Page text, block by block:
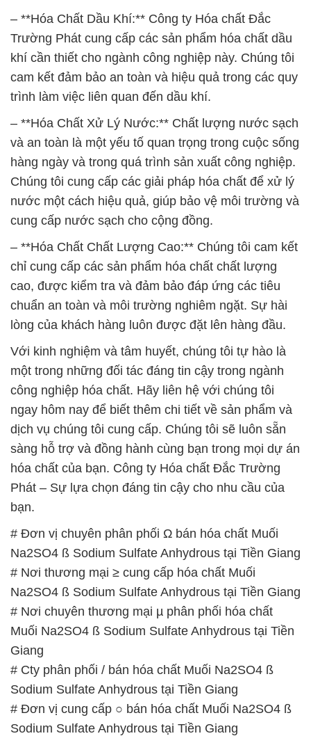
– **Hóa Chất Dầu Khí:** Công ty Hóa chất Đắc
Trường Phát cung cấp các sản phẩm hóa chất dầu
khí cần thiết cho ngành công nghiệp này. Chúng tôi
cam kết đảm bảo an toàn và hiệu quả trong các quy
trình làm việc liên quan đến dầu khí.
– **Hóa Chất Xử Lý Nước:** Chất lượng nước sạch
và an toàn là một yếu tố quan trọng trong cuộc sống
hàng ngày và trong quá trình sản xuất công nghiệp.
Chúng tôi cung cấp các giải pháp hóa chất để xử lý
nước một cách hiệu quả, giúp bảo vệ môi trường và
cung cấp nước sạch cho cộng đồng.
– **Hóa Chất Chất Lượng Cao:** Chúng tôi cam kết
chỉ cung cấp các sản phẩm hóa chất chất lượng
cao, được kiểm tra và đảm bảo đáp ứng các tiêu
chuẩn an toàn và môi trường nghiêm ngặt. Sự hài
lòng của khách hàng luôn được đặt lên hàng đầu.
Với kinh nghiệm và tâm huyết, chúng tôi tự hào là
một trong những đối tác đáng tin cậy trong ngành
công nghiệp hóa chất. Hãy liên hệ với chúng tôi
ngay hôm nay để biết thêm chi tiết về sản phẩm và
dịch vụ chúng tôi cung cấp. Chúng tôi sẽ luôn sẵn
sàng hỗ trợ và đồng hành cùng bạn trong mọi dự án
hóa chất của bạn. Công ty Hóa chất Đắc Trường
Phát – Sự lựa chọn đáng tin cậy cho nhu cầu của
bạn.
# Đơn vị chuyên phân phối Ω bán hóa chất Muối
Na2SO4 ß Sodium Sulfate Anhydrous tại Tiền Giang
# Nơi thương mại ≥ cung cấp hóa chất Muối
Na2SO4 ß Sodium Sulfate Anhydrous tại Tiền Giang
# Nơi chuyên thương mại µ phân phối hóa chất
Muối Na2SO4 ß Sodium Sulfate Anhydrous tại Tiền
Giang
# Cty phân phối / bán hóa chất Muối Na2SO4 ß
Sodium Sulfate Anhydrous tại Tiền Giang
# Đơn vị cung cấp ○ bán hóa chất Muối Na2SO4 ß
Sodium Sulfate Anhydrous tại Tiền Giang